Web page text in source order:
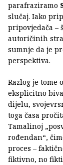
parafraziramo
slučaj. Iako
pripovjedača –
autoričinih
sumnje da je
perspektiva.
Razlog je tome
eksplicitno
dijelu,
toga časa
Tamalinoj
rođendan“,
proces –
fiktivno, no